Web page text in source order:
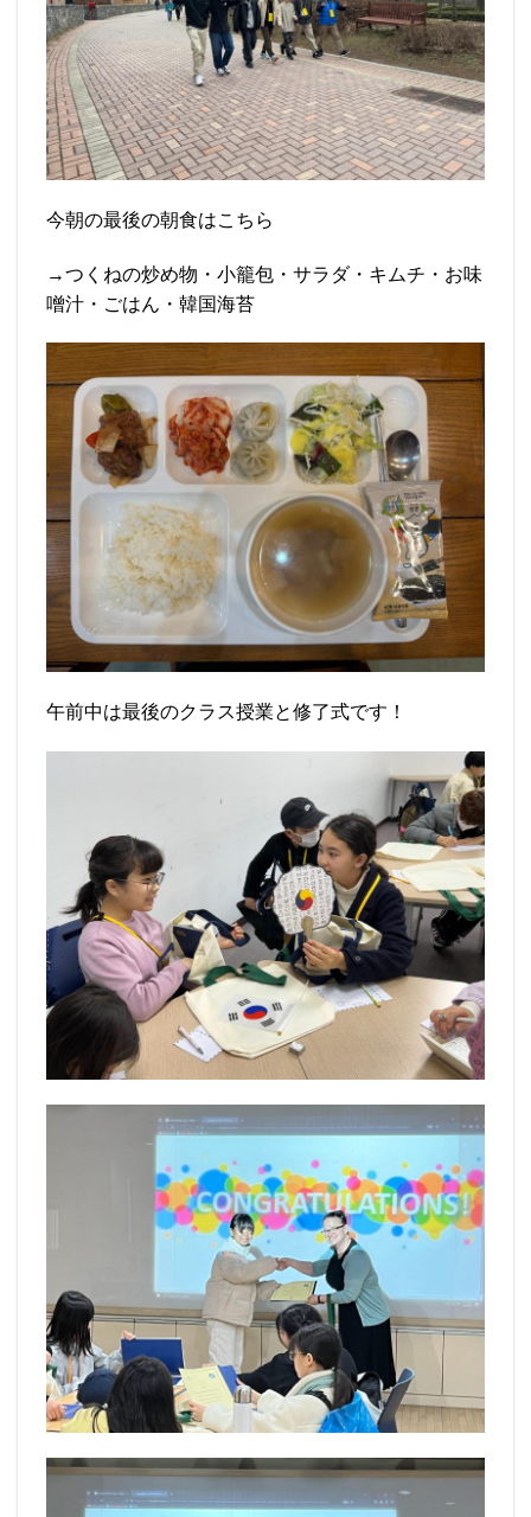
今朝の最後の朝食はこちら
→つくねの炒め物・小籠包・サラダ・キムチ・お味
噌汁・ごはん・韓国海苔
午前中は最後のクラス授業と修了式です！